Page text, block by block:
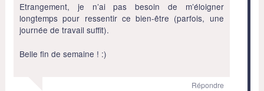
Etrangement, je n’ai pas besoin de m’éloigner
longtemps pour ressentir ce bien-être (parfois, une
journée de travail suffit).
Belle fin de semaine ! :)
Répondre